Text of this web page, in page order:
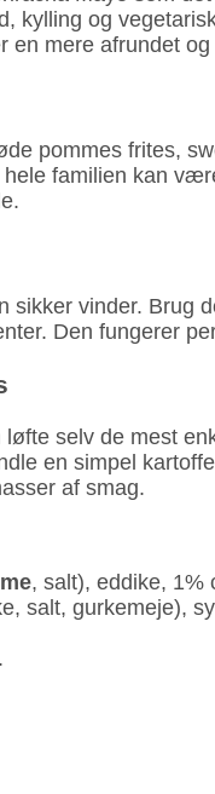
kylling og
en mere afrundet
pommes frites,
familien kan
vinder.
Den fungerer
selv de mest
en simpel
af smag.
, salt), eddike, 1%
salt, gurkemeje),